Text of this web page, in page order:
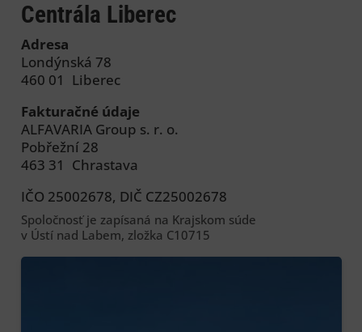
Centrála Liberec
Adresa
Londýnská 78
460 01 Liberec
Fakturačné údaje
ALFAVARIA Group s. r. o.
Pobřežní 28
463 31 Chrastava
IČO 25002678, DIČ CZ25002678
Spoločnosť je zapísaná na Krajskom súde
v Ústí nad Labem, zložka C10715